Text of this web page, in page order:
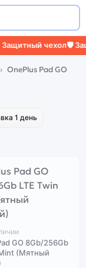
чехол🛡️
OnePlus Pad GO
1 день
GO 8Gb/256Gb
(Мятный